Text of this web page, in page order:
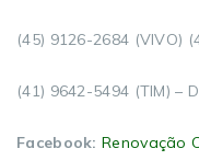
(45) 9126-2684 (VIVO)
(41) 9642-5494 (TIM) –
Facebook: Renovação